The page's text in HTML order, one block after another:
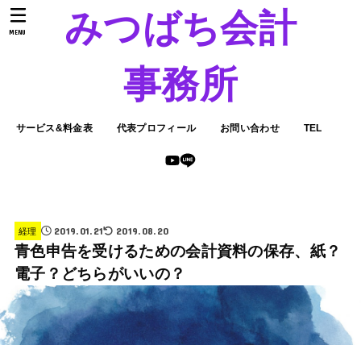
みつばち会計
事務所
サービス&料金表 代表プロフィール お問い合わせ TEL
MENU
経理 2019.01.21 2019.08.20
青色申告を受けるための会計資料の保存、紙？
電子？どちらがいいの？